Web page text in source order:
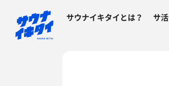
サウナイキタイとは？ サ活